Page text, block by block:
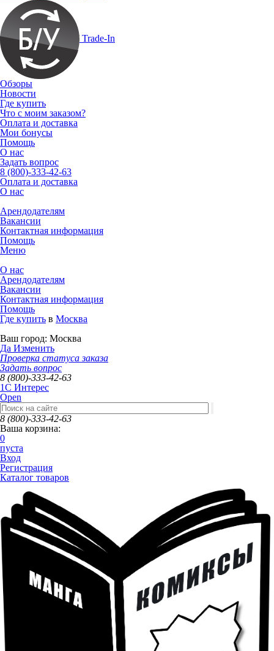
Trade-In
Обзоры
Новости
Где купить
Что с моим заказом?
Оплата и доставка
Мои бонусы
Помощь
О нас
Задать вопрос
8 (800)-333-42-63
Оплата и доставка
О нас
Арендодателям
Вакансии
Контактная информация
Помощь
Меню
О нас
Арендодателям
Вакансии
Контактная информация
Помощь
Где купить в Москва
Ваш город: Москва
Да Изменить
Проверка статуса заказа
Задать вопрос
8 (800)-333-42-63
1C Интерес
Open
8 (800)-333-42-63
Ваша корзина:
0
пуста
Вход
Регистрация
Каталог товаров